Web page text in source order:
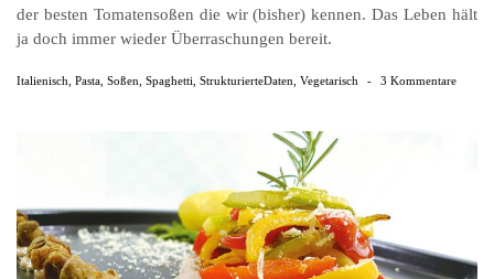
der besten Tomatensoßen die wir (bisher) kennen. Das Leben hält
ja doch immer wieder Überraschungen bereit.
Italienisch Pasta Soßen Spaghetti StrukturierteDaten Vegetarisch - 3 Kommentare